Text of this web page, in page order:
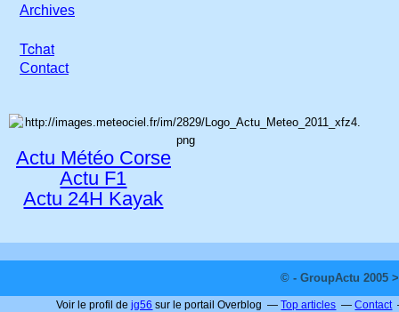
Archives
Tchat
Contact
Actu Météo Corse
Actu F1
Actu 24H Kayak
© - GroupActu 2005
Voir le profil dejg56 sur le portail Overblog Top articles Contact